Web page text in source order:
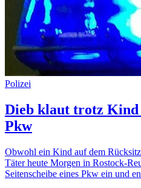
Polizei
Dieb klaut trotz Kind
Pkw
Obwohl ein Kind auf dem
Täter heute Morgen in Rostock-
Seitenscheibe eines Pkw ein und